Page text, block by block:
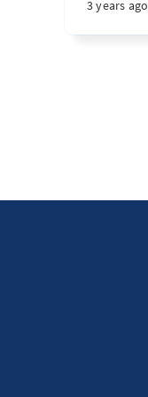
3 years ago